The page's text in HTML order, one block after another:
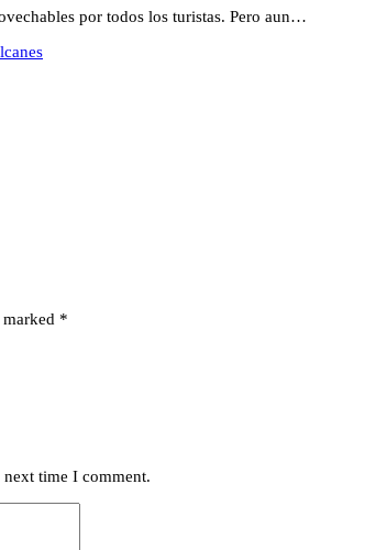
por todos los turistas. Pero aun…
*
time I comment.